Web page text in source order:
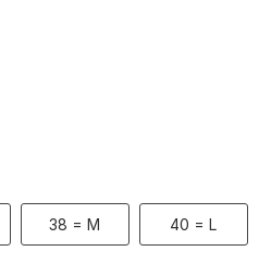
38 = M 40 = L